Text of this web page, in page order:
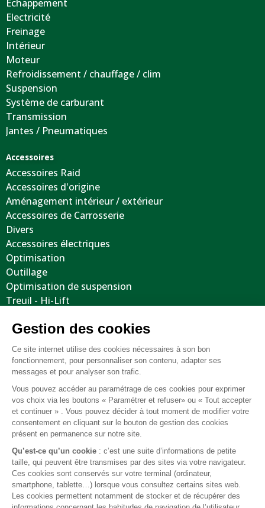
Echappement
Electricité
Freinage
Intérieur
Moteur
Refroidissement / chauffage / clim
Suspension
Système de carburant
Transmission
Jantes / Pneumatiques
Accessoires
Accessoires Raid
Accessoires d'origine
Aménagement intérieur / extérieur
Accessoires de Carrosserie
Divers
Accessoires électriques
Optimisation
Outillage
Optimisation de suspension
Treuil - Hi-Lift
Volants
Jantes / Pneumatiques / Accessoires
Informations utiles
Nous contacter
Mentions légales
Conditions générales de vente